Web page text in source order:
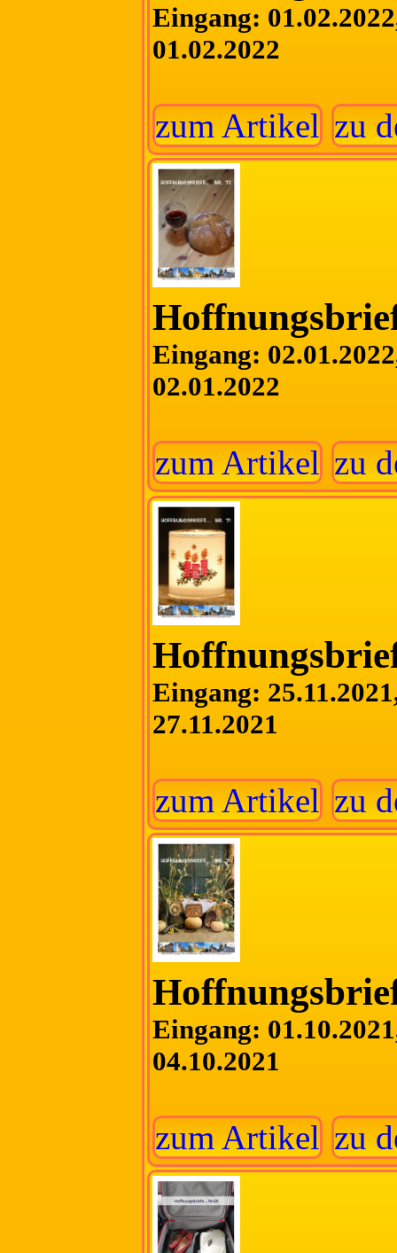
Eingang:
01.02.2022
zum Artikel zu
Eingang:
02.01.2022
zum Artikel zu
Eingang:
27.11.2021
zum Artikel zu
Eingang:
04.10.2021
zum Artikel zu